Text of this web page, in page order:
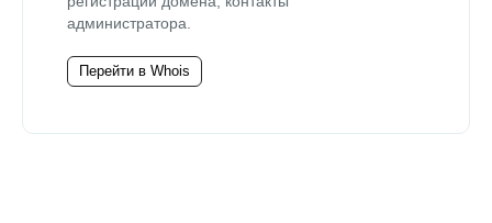
администратора.
Перейти в Whois